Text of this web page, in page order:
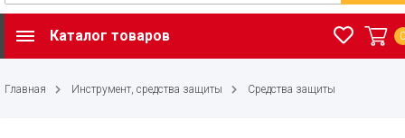
Каталог товаров
Главная Инструмент, средства защиты Средства защиты